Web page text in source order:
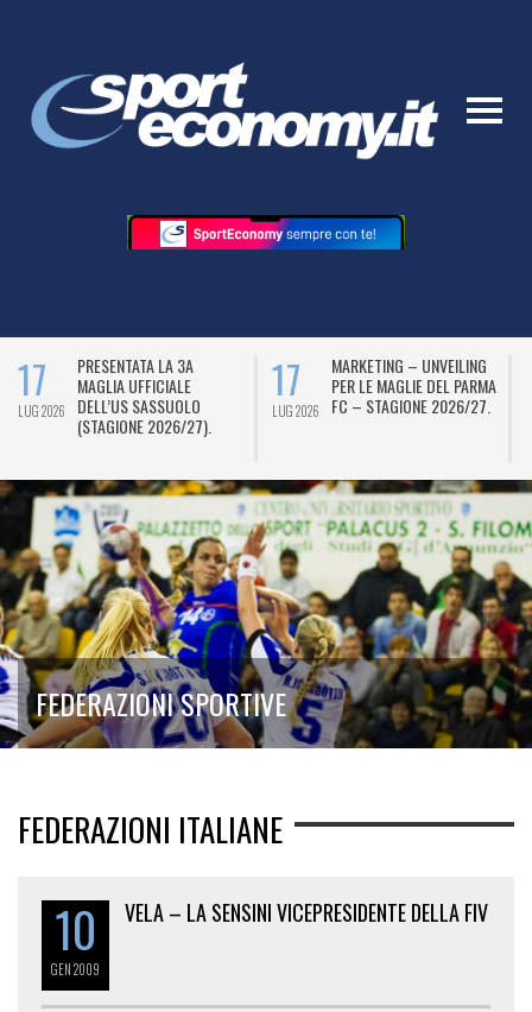
17
LUG 2026
PRESENTATA LA 3A
MAGLIA UFFICIALE
DELL’US SASSUOLO
(STAGIONE 2026/27).
17
LUG 2026
MARKETING – UNVEILING
PER LE MAGLIE DEL PARMA
FC – STAGIONE 2026/27.
FEDERAZIONI SPORTIVE
FEDERAZIONI ITALIANE
10
GEN2009
VELA – LA SENSINI VICEPRESIDENTE DELLA FIV